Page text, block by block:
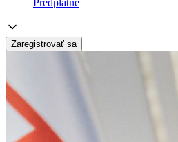
Zaregistrovať sa